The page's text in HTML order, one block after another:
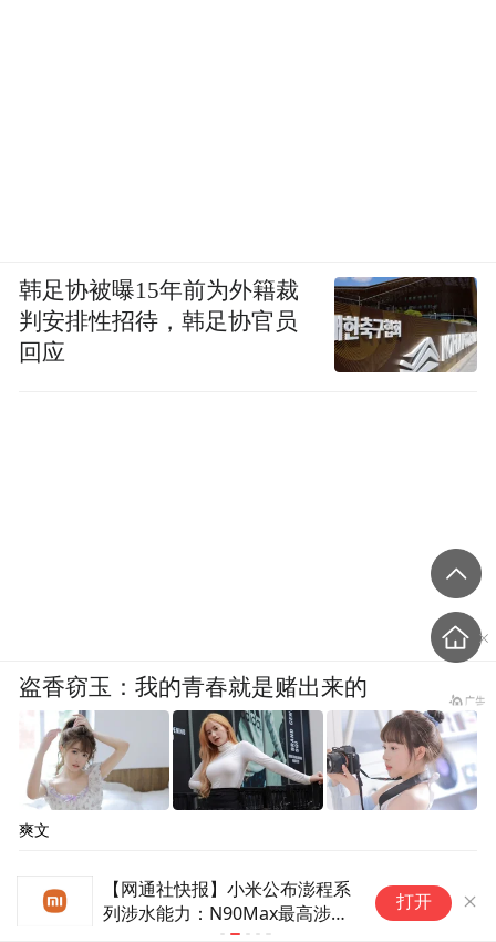
【网通社快报】小米公布澎程系
列涉水能力：N90Max最高涉水
打开
韩足协被曝15年前为外籍裁
判安排性招待，韩足协官员
回应
盗香窃玉：我的青春就是赌出来的
爽文